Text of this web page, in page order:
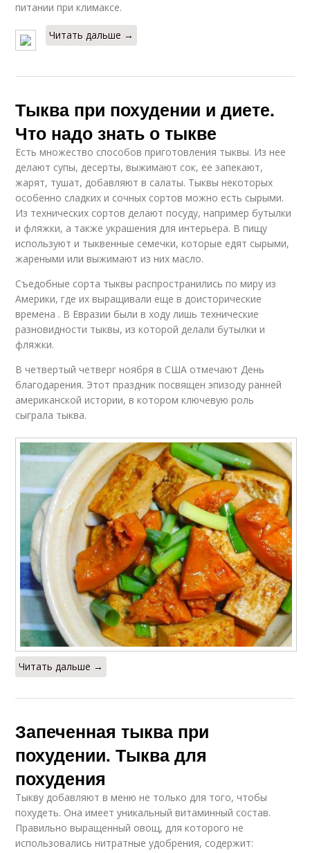
питании при климаксе.
Читать дальше →
Тыква при похудении и диете.
Что надо знать о тыкве
Есть множество способов приготовления тыквы. Из нее
делают супы, десерты, выжимают сок, ее запекают,
жарят, тушат, добавляют в салаты. Тыквы некоторых
особенно сладких и сочных сортов можно есть сырыми.
Из технических сортов делают посуду, например бутылки
и фляжки, а также украшения для интерьера. В пищу
используют и тыквенные семечки, которые едят сырыми,
жареными или выжимают из них масло.
Съедобные сорта тыквы распространились по миру из
Америки, где их выращивали еще в доисторические
времена . В Евразии были в ходу лишь технические
разновидности тыквы, из которой делали бутылки и
фляжки.
В четвертый четверг ноября в США отмечают День
благодарения. Этот праздник посвящен эпизоду ранней
американской истории, в котором ключевую роль
сыграла тыква.
Читать дальше →
Запеченная тыква при
похудении. Тыква для
похудения
Тыкву добавляют в меню не только для того, чтобы
похудеть. Она имеет уникальный витаминный состав.
Правильно выращенный овощ, для которого не
использовались нитратные удобрения, содержит: